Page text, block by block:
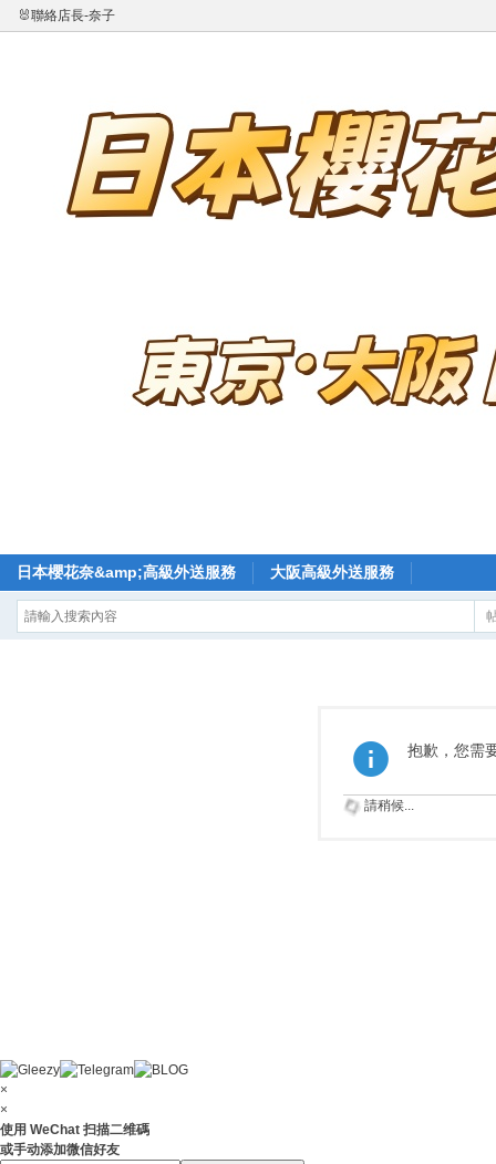
🐰聯絡店長-奈子
日本櫻花奈&amp;高級外送服務 大阪高級外送服務
抱歉，您需
請稍候...
×
×
使用 WeChat 扫描二维碼
或手动添加微信好友